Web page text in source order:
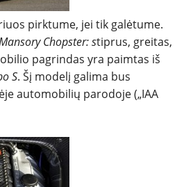
NAUJI
pirktume, jei tik galėtume.
Chopster: stiprus, greitas,
pagrindas yra paimtas iš
S. Šį modelį galima bus
automobilių parodoje („IAA